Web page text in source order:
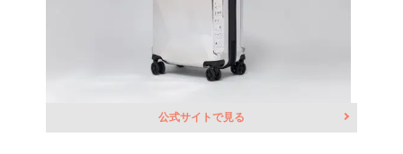
公式サイトで見る